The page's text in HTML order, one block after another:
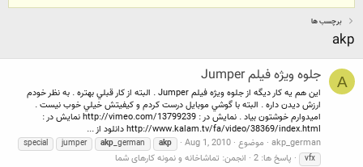
برچسب ها
akp
A جلوه ويژه فيلم Jumper
اين هم يه كار ديگه از جلوه ويژه فيلم Jumper . البته از كار قبلي بهتره . به نظر خودم
ارزش ديدن داره . البته با گوشي موبايل درست كردم و كيفيتش خيلي خوب نيست .
اميدوارم خوشتون بياد . نمايش در : http://vimeo.com/13799239 نمايش در :
http://www.kalam.tv/fa/video/38369/index.html دانلود از ...
akp_german موضوع Aug 1, 2010
akp
akp_german
jumper
special
vfx
پاسخ ها: 2 انجمن: تماشاخانه و نمونه کارهای شما